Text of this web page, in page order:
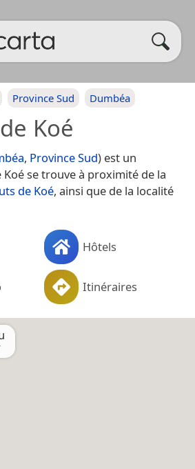
Province Sud Dumbéa
Koé
, Province Sud) est un
Koé se trouve à proximité de la
de Koé, ainsi que de la localité
Hôtels
Itinéraires